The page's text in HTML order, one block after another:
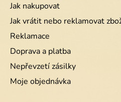
Jak nakupovat
Jak vrátit nebo reklamovat
Reklamace
Doprava a platba
Nepřevzetí zásilky
Moje objednávka